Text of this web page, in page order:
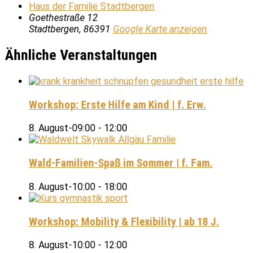
Haus der Familie Stadtbergen
Goethestraße 12
Stadtbergen, 86391 Google Karte anzeigen
Ähnliche Veranstaltungen
Workshop: Erste Hilfe am Kind | f. Erw.
8. August-09:00 - 12:00
Wald-Familien-Spaß im Sommer | f. Fam.
8. August-10:00 - 18:00
Workshop: Mobility & Flexibility | ab 18 J.
8. August-10:00 - 12:00